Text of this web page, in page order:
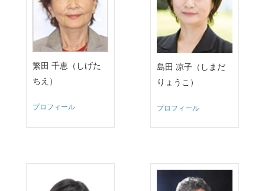
繁田 千恵（しげた
ちえ）
プロフィール
島田 凉子（しまだ
りょうこ）
プロフィール